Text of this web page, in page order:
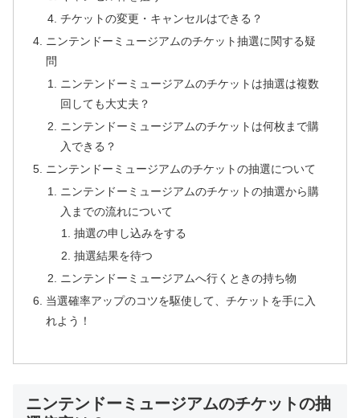
チケットの変更・キャンセルはできる？
ニンテンドーミュージアムのチケット抽選に関する疑
問
ニンテンドーミュージアムのチケットは抽選は複数
回しても大丈夫？
ニンテンドーミュージアムのチケットは何枚まで購
入できる？
ニンテンドーミュージアムのチケットの抽選について
ニンテンドーミュージアムのチケットの抽選から購
入までの流れについて
抽選の申し込みをする
抽選結果を待つ
ニンテンドーミュージアムへ行くときの持ち物
当選確率アップのコツを駆使して、チケットを手に入
れよう！
ニンテンドーミュージアムのチケットの抽